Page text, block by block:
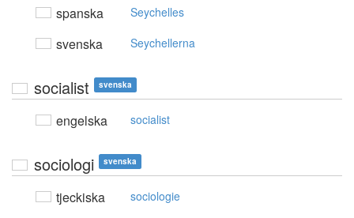
spanska Seychelles
svenska Seychellerna
socialist svenska
engelska socialist
sociologi svenska
tjeckiska sociologie